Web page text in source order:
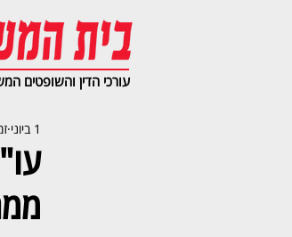
עורכי הדין והשופטים
1 ביוני